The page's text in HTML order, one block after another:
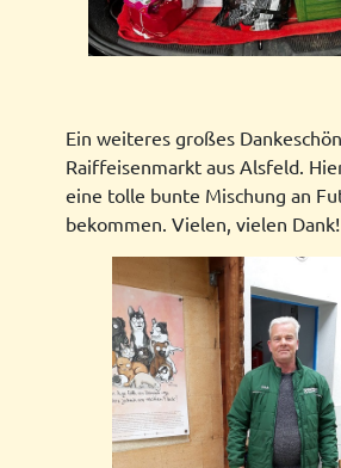
Ein weiteres großes
Raiffeisenmarkt aus Alsfeld.
eine tolle bunte Mischung an
bekommen. Vielen, vielen Dank!